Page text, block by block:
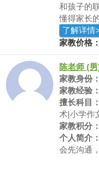
和孩子的
懂得家长
来了，因
的学习特
方法教授
让孩子学
了解详情
家教价格：
陈老师 (
家教身份：
家教经验：
擅长科目：
术|小学作
家教积分：
个人简介：
会先沟通